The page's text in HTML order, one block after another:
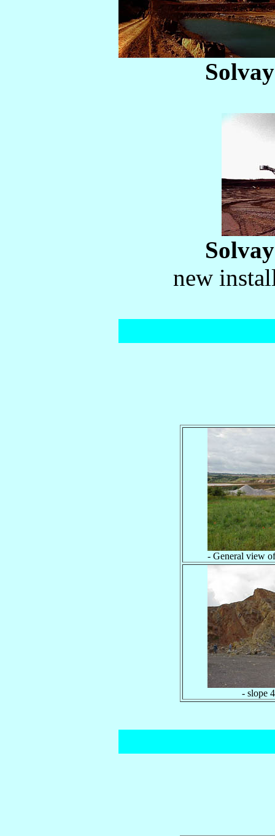
new
- General view
- slope